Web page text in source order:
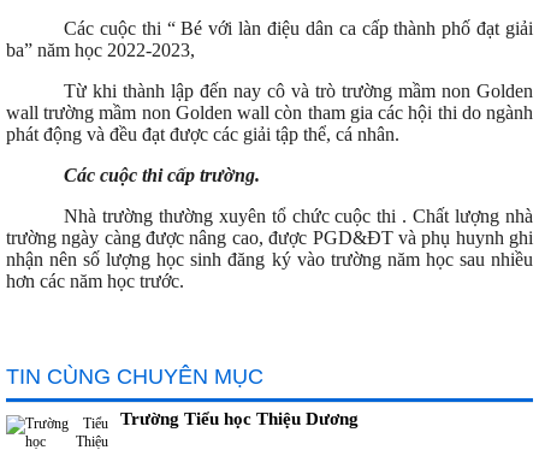
Các cuộc thi “ Bé với làn điệu dân ca cấp thành phố đạt giải
ba” năm học 2022-2023,
Từ khi thành lập đến nay cô và trò trường mầm non Golden
wall trường mầm non Golden wall còn tham gia các hội thi do ngành
phát động và đều đạt được các giải tập thể, cá nhân.
Các cuộc thi cấp trường.
Nhà trường thường xuyên tổ chức cuộc thi . Chất lượng nhà
trường ngày càng được nâng cao, được PGD&ĐT và phụ huynh ghi
nhận nên số lượng học sinh đăng ký vào trường năm học sau nhiều
hơn các năm học trước.
TIN CÙNG CHUYÊN MỤC
Trường Tiểu học Thiệu Dương